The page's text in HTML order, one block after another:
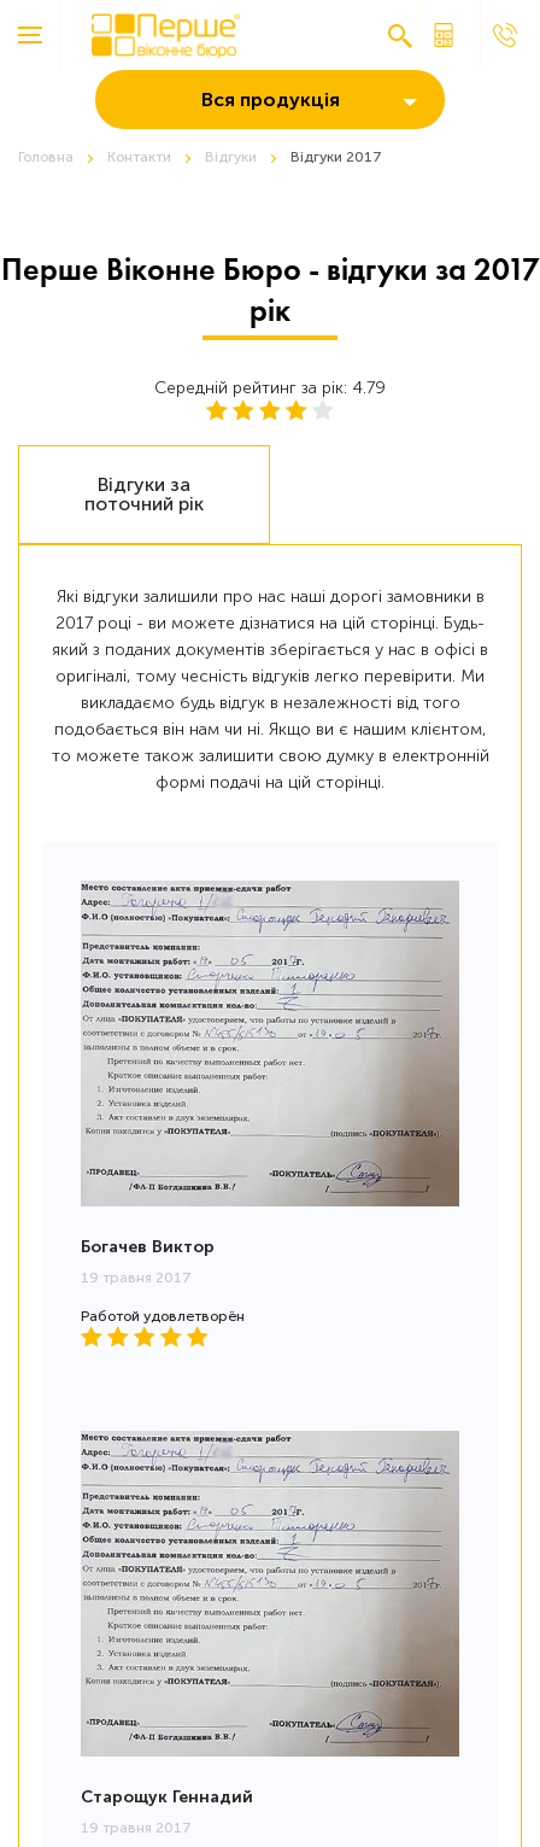
Вся продукція
Головна Контакти Відгуки Відгуки 2017
Перше Віконне Бюро - відгуки за 2017
рік
Середній рейтинг за рік: 4.79
Відгуки за
поточний рік
Які відгуки залишили про нас наші дорогі замовники в
2017 році - ви можете дізнатися на цій сторінці. Будь-
який з поданих документів зберігається у нас в офісі в
оригіналі, тому чесність відгуків легко перевірити. Ми
викладаємо будь відгук в незалежності від того
подобається він нам чи ні. Якщо ви є нашим клієнтом,
то можете також залишити свою думку в електронній
формі подачі на цій сторінці.
Богачев Виктор
19 травня 2017
Работой удовлетворён
Старощук Геннадий
19 травня 2017